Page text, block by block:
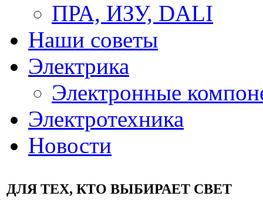
ПРА, ИЗУ, DALI
Наши советы
Электрика
Электронные
Электротехника
Новости
ДЛЯ ТЕХ, КТО ВЫБИРАЕТ СВЕТ